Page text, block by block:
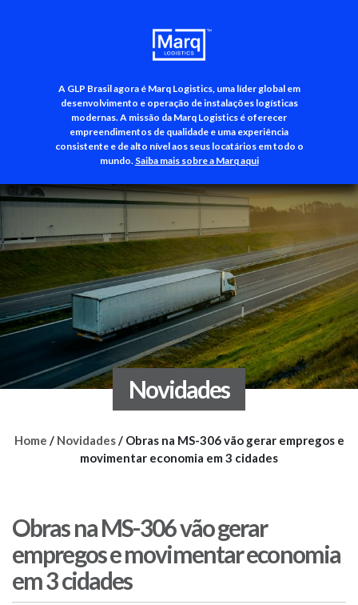
A GLP Brasil agora é Marq Logistics, uma líder global em
desenvolvimento e operação de instalações logísticas
modernas. A missão da Marq Logistics é oferecer
empreendimentos de qualidade e uma experiência
consistente e de alto nível aos seus locatários em todo o
mundo. Saiba mais sobre a Marq aqui
+55 (11) 3500-3700
Novidades
Home / Novidades/ Obras na MS-306 vão gerar empregos e
movimentar economia em 3 cidades
Obras na MS-306 vão gerar
empregos e movimentar economia
em 3 cidades